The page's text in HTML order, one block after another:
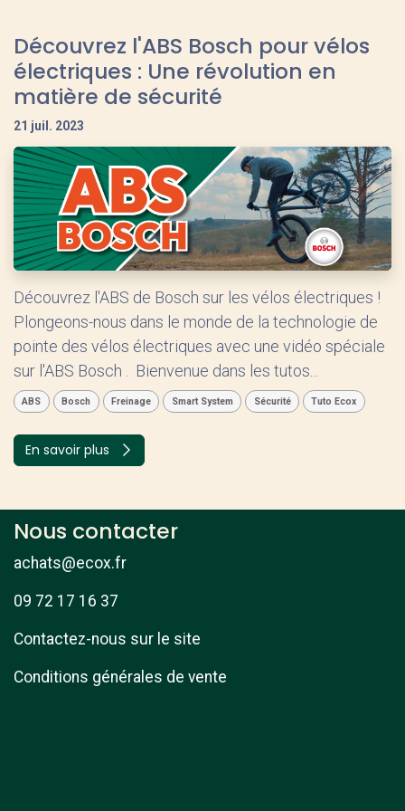
Découvrez l'ABS Bosch pour vélos
électriques : Une révolution en
matière de sécurité
21 juil. 2023
Découvrez l'ABS de Bosch sur les vélos électriques !
Plongeons-nous dans le monde de la technologie de
pointe des vélos électriques avec une vidéo spéciale
sur l'ABS Bosch . ​ Bienvenue dans les tutos...
ABS Bosch Freinage Smart System Sécurité Tuto Ecox
En savoir plus
Nous contacter
achats@ecox.fr
09 72 17 16 37
Contactez-nous sur le site
Conditions générales de vente